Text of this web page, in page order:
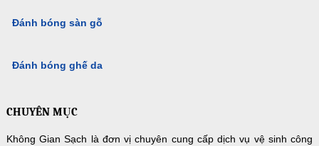
Đánh bóng sàn gỗ
Đánh bóng ghế da
CHUYÊN MỤC
Không Gian Sạch là đơn vị chuyên cung cấp dịch vụ vệ sinh công